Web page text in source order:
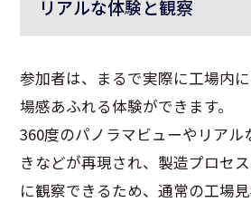
リアルな体験と観察
参加者は、まるで実際に工場内
場感あふれる体験ができます。
360度のパノラマビューやリアル
きなどが再現され、製造プロセ
に観察できるため、通常の工場